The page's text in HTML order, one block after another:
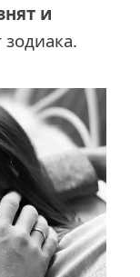
и
зодиака.